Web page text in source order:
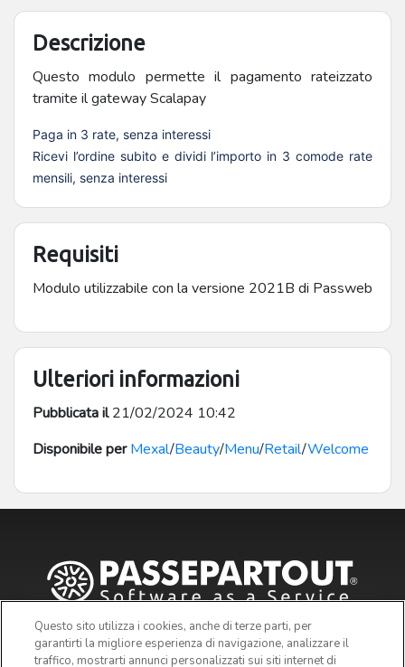
Descrizione
Questo modulo permette il pagamento rateizzato
tramite il gateway Scalapay
Paga in 3 rate, senza interessi
Ricevi l’ordine subito e dividi l’importo in 3 comode rate
mensili, senza interessi
Requisiti
Modulo utilizzabile con la versione 2021B di Passweb
Ulteriori informazioni
Pubblicata il21/02/2024 10:42
Disponibile per Mexal/Beauty/Menu/Retail/Welcome
Questo sito utilizza i cookies, anche di terze parti, per
garantirti la migliore esperienza di navigazione, analizzare il
traffico, mostrarti annunci personalizzati sui siti internet di